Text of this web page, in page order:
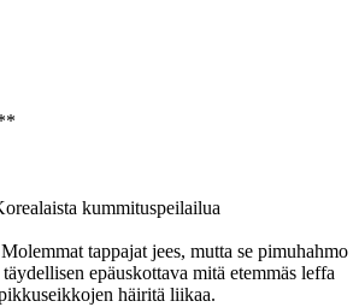
kummituspeilailua
tappajat jees, mutta se pimuhahmo
epäuskottava mitä etemmäs leffa
häiritä liikaa.